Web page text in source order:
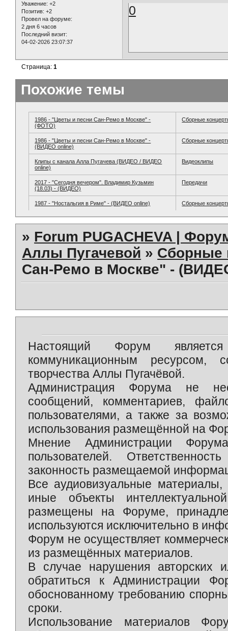
Уважение: +2
Позитив: +2
Провел на форуме:
2 дня 6 часов
Последний визит:
04-02-2026 23:07:37
0
Страница:1
Похожие темы
1986 - "Цветы и песни Сан-Ремо в Москве" -
(ФОТО)
Сборные
1986 - "Цветы и песни Сан-Ремо в Москве" -
(ВИДЕО online)
Сборные
Клипы с канала Алла Пугачева (ВИДЕО / ВИДЕО
online)
Видеоклипы
2017 - "Сегодня вечером". Владимир Кузьмин
(18.03) - (ВИДЕО)
Передачи
1987 - "Ностальгия в Риме" - (ВИДЕО online) Сборные
» Forum PUGACHEVA |
Аллы Пугачевой » Сборные
Сан-Ремо в Москве" -
Настоящий Форум является
коммуникационным ресурсом,
творчества Аллы Пугачёвой.
Администрация Форума не
сообщений, комментариев,
пользователями, а также за
использования размещённой на
Мнение Администрации
пользователей.
законность размещаемой
Все аудиовизуальные
иные объекты
размещены на Форуме,
используются исключительно в
Форум не осуществляет
из размещённых материалов.
В случае нарушения авторских
обратиться к Администрации
обоснованному требованию
сроки.
Использование материалов